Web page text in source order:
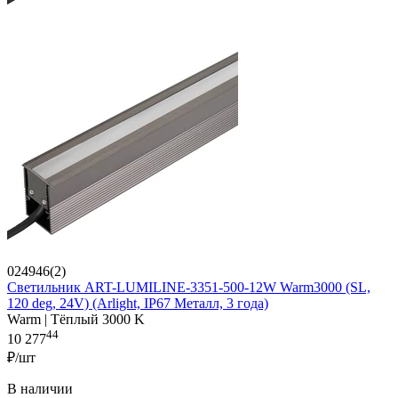
024946(2)
Светильник ART-LUMILINE-3351-500-12W Warm3000 (SL,
120 deg, 24V) (Arlight, IP67 Металл, 3 года)
Warm | Тёплый 3000 K
10 27744
₽/шт
В наличии